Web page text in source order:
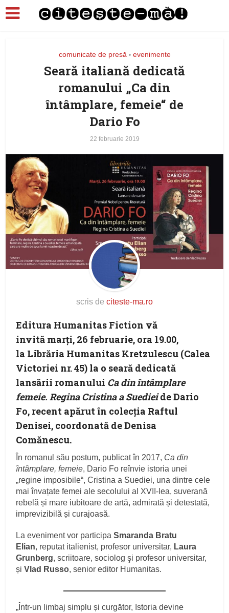
comunicate de presă • evenimente
Seară italiană dedicată
romanului „Ca din
întâmplare, femeie“ de
Dario Fo
22 februarie 2019
scris de citeste-ma.ro
Editura Humanitas Fiction vă
invită marți, 26 februarie, ora 19.00,
la Librăria Humanitas Kretzulescu (Calea
Victoriei nr. 45) la o seară dedicată
lansării romanului Ca din întâmplare
femeie. Regina Cristina a Suedieide Dario
Fo, recent apărut în colecția Raftul
Denisei, coordonată de Denisa
Comănescu.
În romanul său postum, publicat în 2017, Ca din
întâmplare, femeie, Dario Fo reînvie istoria unei
„regine imposibile“, Cristina a Suediei, una dintre cele
mai învațate femei ale secolului al XVII-lea, suverană
rebelă și mare iubitoare de artă, admirată și detestată,
imprevizibilă și curajoasă.
La eveniment vor participaSmaranda Bratu
Elian, reputat italienist, profesor universitar, Laura
Grunberg, scriitoare, sociolog şi profesor universitar,
șiVlad Russo, senior editor Humanitas.
„Într-un limbaj simplu și curgător, Istoria devine